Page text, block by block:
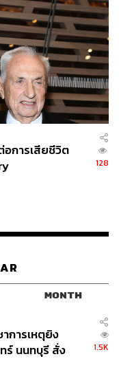
การเสียชีวิต
128
MONTH
การเหตุยิง
ร์ นนทบุรี สั่ง
1.5K